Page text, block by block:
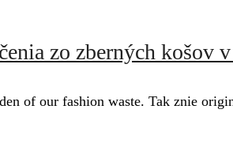
zo zberných
of our fashion waste. Tak znie